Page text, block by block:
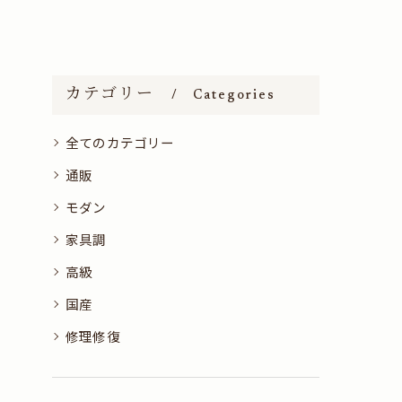
カテゴリー Categories
全てのカテゴリー
通販
モダン
家具調
高級
国産
修理修復